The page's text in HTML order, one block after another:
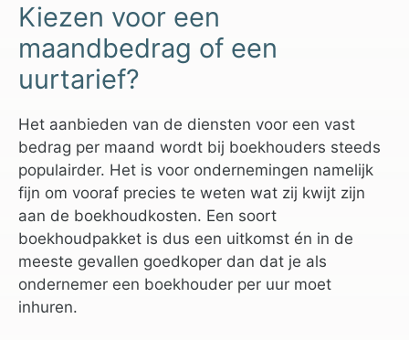
Kiezen voor een
maandbedrag of een
uurtarief?
Het aanbieden van de diensten voor een vast
bedrag per maand wordt bij boekhouders steeds
populairder. Het is voor ondernemingen namelijk
fijn om vooraf precies te weten wat zij kwijt zijn
aan de boekhoudkosten. Een soort
boekhoudpakket is dus een uitkomst én in de
meeste gevallen goedkoper dan dat je als
ondernemer een boekhouder per uur moet
inhuren.